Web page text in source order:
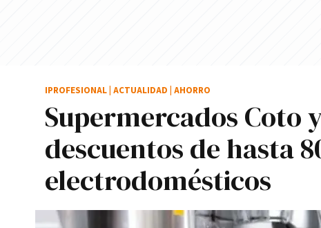
Supermercados Coto
descuentos de hasta
electrodomésticos
IPROFESIONAL ACTUALIDAD AHORRO